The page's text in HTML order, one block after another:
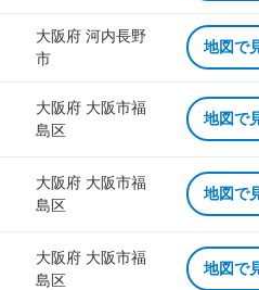
大阪府 河内長野
市
地図で
大阪府 大阪市福
島区
地図で
大阪府 大阪市福
島区
地図で
大阪府 大阪市福
島区
地図で